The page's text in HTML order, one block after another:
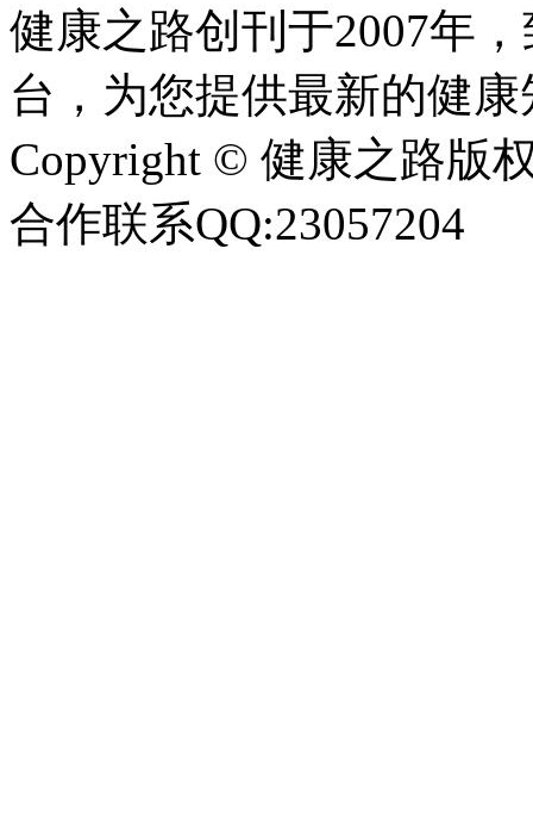
健康之路创刊于2007年
台，为您提供最新的健康
Copyright © 健康之路版
合作联系QQ:23057204